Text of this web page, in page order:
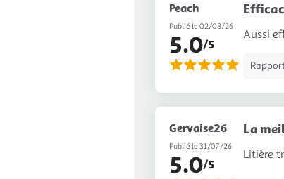
Peach
Publié le 02/08/26
5.0/5
Aussi
Gervaise26
Publié le 31/07/26
5.0/5
La
Litière